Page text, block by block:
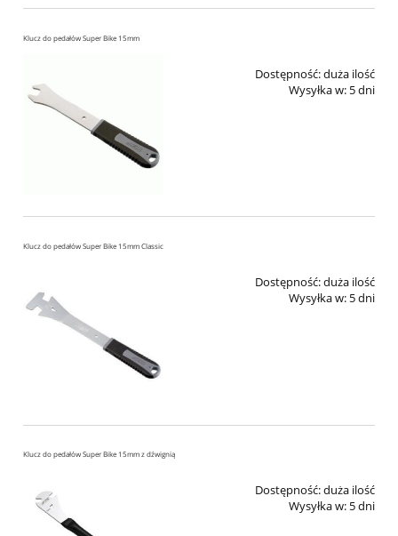
Klucz do pedałów Super Bike 15mm
Dostępność:duża ilość
Wysyłka w: 5 dni
Klucz do pedałów Super Bike 15mm Classic
Dostępność:duża ilość
Wysyłka w: 5 dni
Klucz do pedałów Super Bike 15mm z dźwignią
Dostępność:duża ilość
Wysyłka w: 5 dni